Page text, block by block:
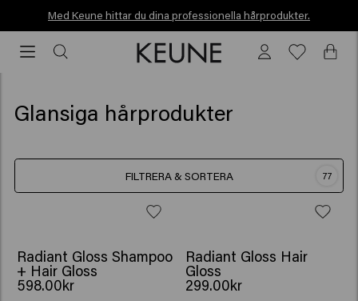
Med Keune hittar du dina professionella hårprodukter.
Med Keune hittar du dina professionella hårprodukter.
Glansiga hårprodukter
FILTRERA & SORTERA 77
GÅVA: VATTENFLASKA
Radiant Gloss Shampoo
+ Hair Gloss
598.00kr
Radiant Gloss Hair
Gloss
299.00kr